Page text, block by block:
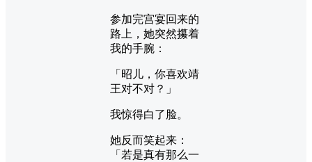
参加完宫宴回来的
路上，她突然攥着
我的手腕：
「昭儿，你喜欢靖
王对不对？」
我惊得白了脸。
她反而笑起来：
「若是真有那么一